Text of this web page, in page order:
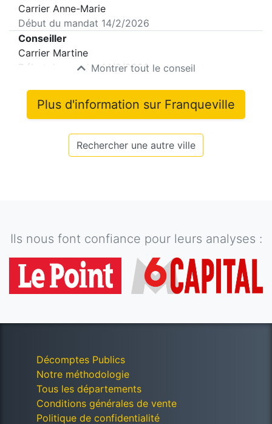
Carrier Anne-Marie
Début du mandat 14/2/2026
Conseiller
Carrier Martine
Début du mandat14/2/2026
Montrer tout le conseil
Plus d'information sur Franqueville
Rechercher une autre ville
Ils nous font confiance pour leurs analyses :
Décomptes Publics
Notre méthodologie
Tous les départements
Conditions générales de vente
Politique de confidentialité